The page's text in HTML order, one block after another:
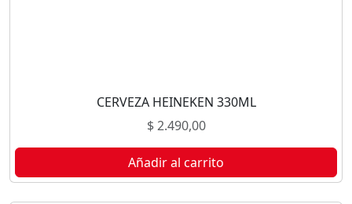
CERVEZA HEINEKEN 330ML
$2.490,00
Añadir al carrito